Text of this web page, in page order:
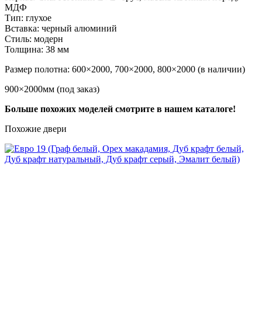
МДФ
Тип: глухое
Вставка: черный алюминий
Стиль: модерн
Толщина: 38 мм
Размер полотна: 600×2000, 700×2000, 800×2000 (в наличии)
900×2000мм (под заказ)
Больше похожих моделей смотрите в нашем каталоге!
Похожие двери